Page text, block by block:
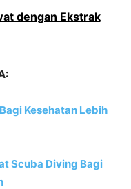
dengan Ekstrak
Kesehatan Lebih
Scuba Diving Bagi